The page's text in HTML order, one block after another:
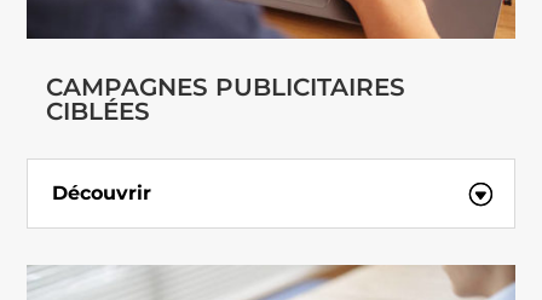
CAMPAGNES PUBLICITAIRES
CIBLÉES
Découvrir